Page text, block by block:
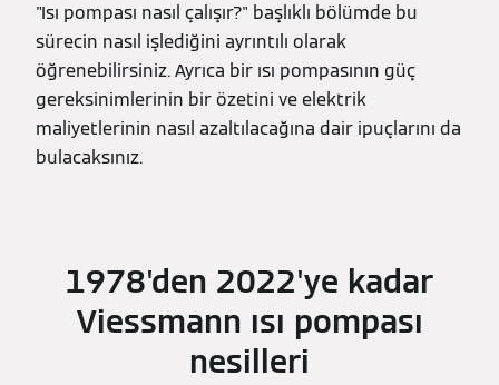
"Isı pompası nasıl çalışır?" başlıklı bölümde bu
sürecin nasıl işlediğini ayrıntılı olarak
öğrenebilirsiniz. Ayrıca bir ısı pompasının güç
gereksinimlerinin bir özetini ve elektrik
maliyetlerinin nasıl azaltılacağına dair ipuçlarını da
bulacaksınız.
1978'den 2022'ye kadar
Viessmann ısı pompası
nesilleri